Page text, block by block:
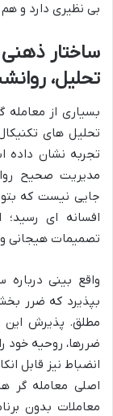
بی نظیری دارد و
ساختار
تحلیل،
بسیاری از معامله
تحلیل های
تجربه نشان
مدیریت صحیح
جایی نیست که
افسانه ای رسید؛
تصمیمات هیجانی
واقع بینی
بپذیرد که ضرر
مطلق. پذیرش این
ضررها، روحیه خود
انضباط نیز قابل
اصلی معامله گر
معاملات بدون